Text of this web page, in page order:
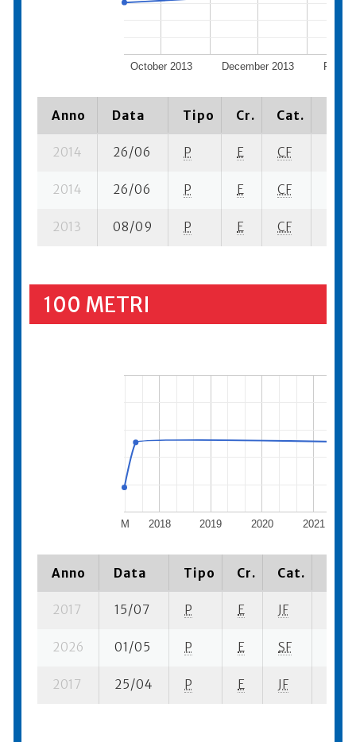
October 2013 December 2013
Anno Data Tipo Cr. Cat.
2014 26/06 P E CF
2014 26/06 P E CF
2013 08/09 P E CF
100 METRI
2018 2019 2020 2021
M
Anno Data Tipo Cr. Cat.
2017 15/07 P E JF
2026 01/05 P E SF
2017 25/04 P E JF